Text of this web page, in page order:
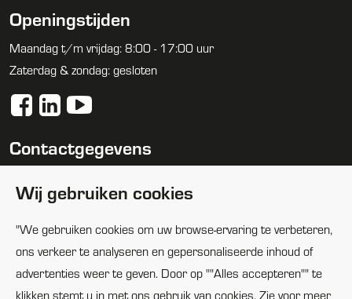
Openingstijden
Maandag t/m vrijdag: 8:00 - 17:00 uur
Zaterdag & zondag: gesloten
Contactgegevens
info@huijbregtsgroep.nl
Wij gebruiken cookies
"We gebruiken cookies om uw browse-ervaring te verbeteren,
ons verkeer te analyseren en gepersonaliseerde inhoud of
advertenties weer te geven. Door op ""Alles accepteren"" te
klikken stemt u in met ons gebruik van cookies. Zie voor meer